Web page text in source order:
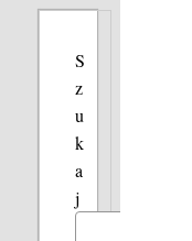
S
z
u
k
a
j